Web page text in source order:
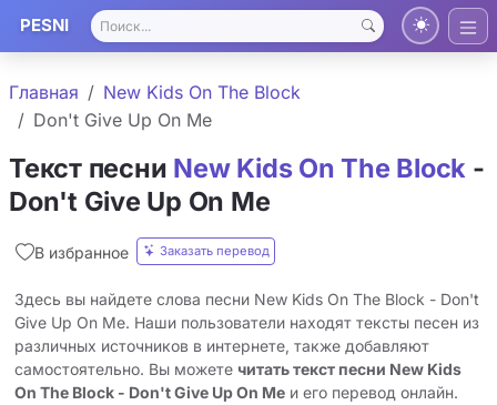
PESNI
Главная
New Kids On The Block
Don't Give Up On Me
Текст песни New Kids On The Block -
Don't Give Up On Me
В избранное Заказать перевод
Здесь вы найдете слова песни New Kids On The Block - Don't
Give Up On Me. Наши пользователи находят тексты песен из
различных источников в интернете, также добавляют
самостоятельно. Вы можете читать текст песни New Kids
On The Block - Don't Give Up On Me и его перевод онлайн.